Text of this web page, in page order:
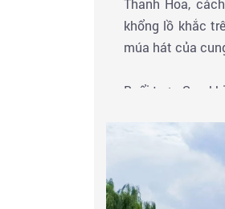
Thanh Hoa,
khổng lồ khắc
múa hát của
Buổi trưa: Sau
khách nhất tại
Thủy Hoàng
năm 1974 với
gương mặt là